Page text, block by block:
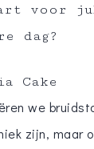
voor
dag?
Cake
we
zijn, maar